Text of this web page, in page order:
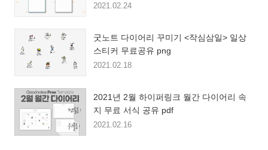
2021.02.24
굿노트 다이어리 꾸미기 <작심삼일> 일상
스티커 무료공유 png
2021.02.18
2021년 2월 하이퍼링크 월간 다이어리 속
지 무료 서식 공유 pdf
2021.02.16